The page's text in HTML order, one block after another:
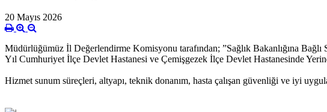
20 Mayıs 2026
Müdürlüğümüz İl Değerlendirme Komisyonu tarafından; ”Sağlık Bakanlığına
Yıl Cumhuriyet İlçe Devlet Hastanesi ve Çemişgezek İlçe Devlet Hastanesinde
Hizmet sunum süreçleri, altyapı, teknik donanım, hasta çalışan güvenliği ve iyi